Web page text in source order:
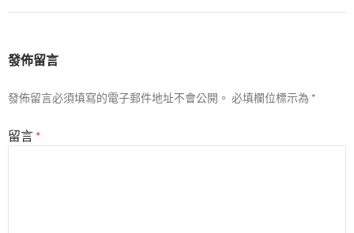
發佈留言
發佈留言必須填寫的電子郵件地址不會公開。 必填欄位標示為 *
留言 *